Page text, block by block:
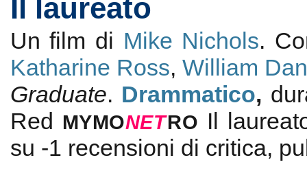
Il laureato
Un film di Mike Nichols.
Katharine Ross, William
Graduate. Drammatico,
Red MYMONETRO Il
su -1 recensioni di critica,